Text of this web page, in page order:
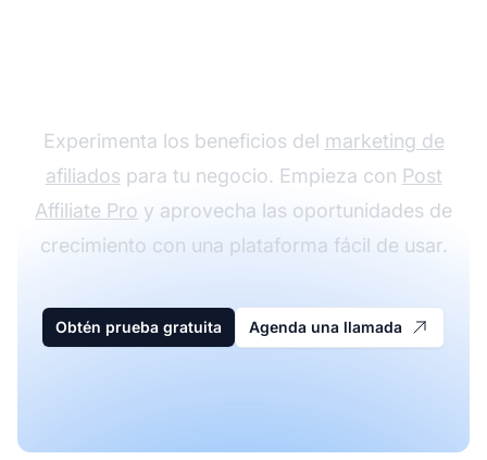
Experimenta los beneficios del marketing de
afiliados para tu negocio. Empieza con Post
Affiliate Pro y aprovecha las oportunidades de
crecimiento con una plataforma fácil de usar.
Obtén prueba gratuita Agenda una llamada